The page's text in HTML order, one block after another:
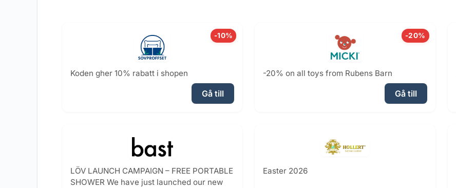
-10%
Koden gher 10% rabatt i shopen
Gå till
-20%
-20% on all toys from Rubens Barn
Gå till
LÖV LAUNCH CAMPAIGN – FREE PORTABLE
SHOWER We have just launched our new
Easter 2026